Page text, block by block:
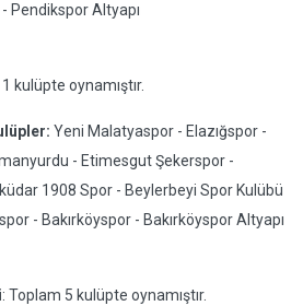
Pendikspor Altyapı
kulüpte oynamıştır.
Yeni Malatyaspor - Elazığspor -
- Etimesgut Şekerspor -
1908 Spor - Beylerbeyi Spor Kulübü
- Bakırköyspor - Bakırköyspor Altyapı
: Toplam 5 kulüpte oynamıştır.